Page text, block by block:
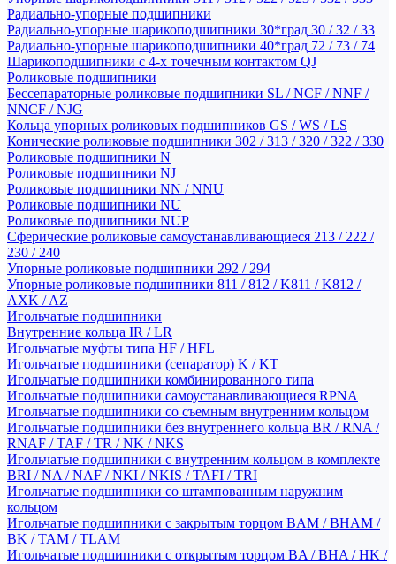
Радиально-упорные подшипники
Радиально-упорные шарикоподшипники 30*град 30 / 32 / 33
Радиально-упорные шарикоподшипники 40*град 72 / 73 / 74
Шарикоподшипники с 4-х точечным контактом QJ
Роликовые подшипники
Бессепараторные роликовые подшипники SL / NCF / NNF /
NNCF / NJG
Кольца упорных роликовых подшипников GS / WS / LS
Конические роликовые подшипники 302 / 313 / 320 / 322 / 330
Роликовые подшипники N
Роликовые подшипники NJ
Роликовые подшипники NN / NNU
Роликовые подшипники NU
Роликовые подшипники NUP
Сферические роликовые самоустанавливающиеся 213 / 222 /
230 / 240
Упорные роликовые подшипники 292 / 294
Упорные роликовые подшипники 811 / 812 / K811 / K812 /
AXK / AZ
Игольчатые подшипники
Внутренние кольца IR / LR
Игольчатые муфты типа HF / HFL
Игольчатые подшипники (сепаратор) K / KT
Игольчатые подшипники комбинированного типа
Игольчатые подшипники самоустанавливающиеся RPNA
Игольчатые подшипники со съемным внутренним кольцом
Игольчатые подшипники без внутреннего кольца BR / RNA /
RNAF / TAF / TR / NK / NKS
Игольчатые подшипники с внутренним кольцом в комплекте
BRI / NA / NAF / NKI / NKIS / TAFI / TRI
Игольчатые подшипники со штампованным наружним
кольцом
Игольчатые подшипники с закрытым торцом BAM / BHAM /
BK / TAM / TLAM
Игольчатые подшипники с открытым торцом BA / BHA / HK /